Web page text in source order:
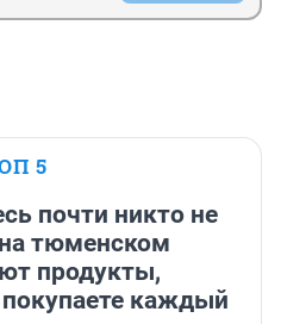
5
почти никто не
тюменском
продукты,
каждый